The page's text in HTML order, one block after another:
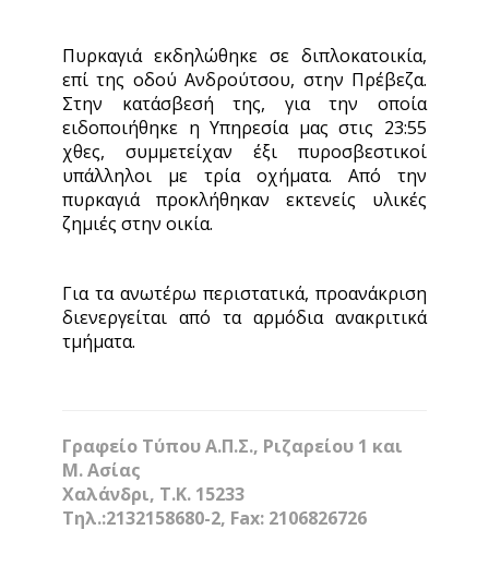
Πυρκαγιά εκδηλώθηκε σε διπλοκατοικία,
επί της οδού Ανδρούτσου, στην Πρέβεζα.
Στην κατάσβεσή της, για την οποία
ειδοποιήθηκε η Υπηρεσία μας στις 23:55
χθες, συμμετείχαν έξι πυροσβεστικοί
υπάλληλοι με τρία οχήματα. Από την
πυρκαγιά προκλήθηκαν εκτενείς υλικές
ζημιές στην οικία.
Για τα ανωτέρω περιστατικά, προανάκριση
διενεργείται από τα αρμόδια ανακριτικά
τμήματα.
Γραφείο Τύπου Α.Π.Σ., Ριζαρείου 1 και
Μ. Ασίας
Χαλάνδρι, Τ.Κ. 15233
Τηλ.:2132158680-2, Fax: 2106826726